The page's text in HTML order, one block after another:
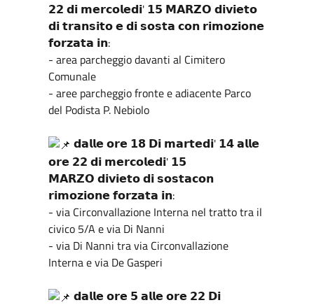
𝟮𝟮 𝗱𝗶 𝗺𝗲𝗿𝗰𝗼𝗹𝗲𝗱𝗶' 𝟭𝟱 𝗠𝗔𝗥𝗭𝗢 𝗱𝗶𝘃𝗶𝗲𝘁𝗼
𝗱𝗶 𝘁𝗿𝗮𝗻𝘀𝗶𝘁𝗼 𝗲 𝗱𝗶 𝘀𝗼𝘀𝘁𝗮 𝗰𝗼𝗻 𝗿𝗶𝗺𝗼𝘇𝗶𝗼𝗻𝗲
𝗳𝗼𝗿𝘇𝗮𝘁𝗮 𝗶𝗻:
- area parcheggio davanti al Cimitero
Comunale
- aree parcheggio fronte e adiacente Parco
del Podista P. Nebiolo
𝗱𝗮𝗹𝗹𝗲 𝗼𝗿𝗲 𝟭𝟴 𝗗𝗶 𝗺𝗮𝗿𝘁𝗲𝗱𝗶' 𝟭𝟰 𝗮𝗹𝗹𝗲
𝗼𝗿𝗲 𝟮𝟮 𝗱𝗶 𝗺𝗲𝗿𝗰𝗼𝗹𝗲𝗱𝗶' 𝟭𝟱
𝗠𝗔𝗥𝗭𝗢 𝗱𝗶𝘃𝗶𝗲𝘁𝗼 𝗱𝗶 𝘀𝗼𝘀𝘁𝗮𝗰𝗼𝗻
𝗿𝗶𝗺𝗼𝘇𝗶𝗼𝗻𝗲 𝗳𝗼𝗿𝘇𝗮𝘁𝗮 𝗶𝗻:
- via Circonvallazione Interna nel tratto tra il
civico 5/A e via Di Nanni
- via Di Nanni tra via Circonvallazione
Interna e via De Gasperi
𝗱𝗮𝗹𝗹𝗲 𝗼𝗿𝗲 𝟱 𝗮𝗹𝗹𝗲 𝗼𝗿𝗲 𝟮𝟮 𝗗𝗶